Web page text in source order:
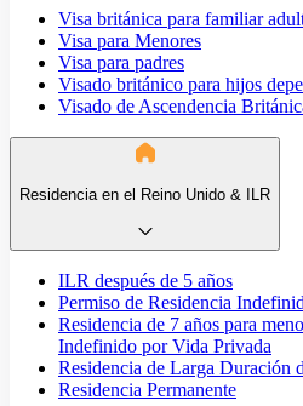
Visa británica para familiar
Visa para Menores
Visa para padres
Visado británico para hijos
Visado de Ascendencia
Residencia en el Reino Unido & ILR
ILR después de 5 años
Permiso de Residencia
Residencia de 7 años para
Indefinido por Vida Privada
Residencia de Larga Duración
Residencia Permanente